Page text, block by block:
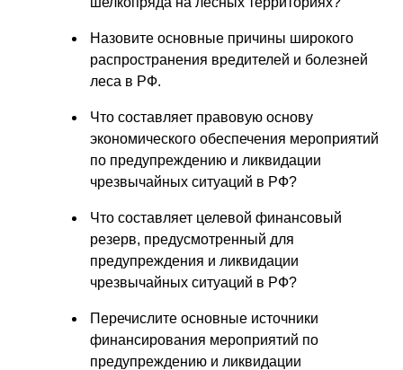
Назовите основные причины широкого
распространения вредителей и болезней
леса в РФ.
Что составляет правовую основу
экономического обеспечения мероприятий
по предупреждению и ликвидации
чрезвычайных ситуаций в РФ?
Что составляет целевой финансовый
резерв, предусмотренный для
предупреждения и ликвидации
чрезвычайных ситуаций в РФ?
Перечислите основные источники
финансирования мероприятий по
предупреждению и ликвидации